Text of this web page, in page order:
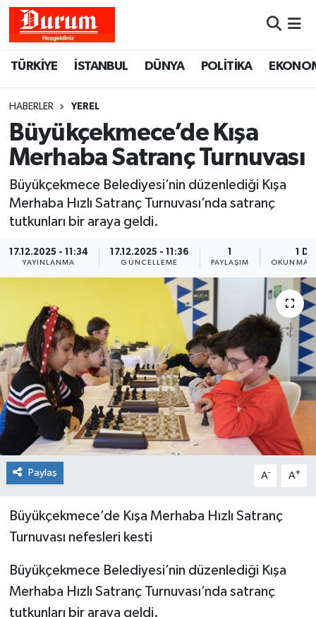
TÜRKİYE İSTANBUL DÜNYA POLİTİKA
HABERLER YEREL
Büyükçekmece’de Kışa
Merhaba Satranç Turnuvası
Büyükçekmece Belediyesi’nin düzenlediği Kışa
Merhaba Hızlı Satranç Turnuvası’nda satranç
tutkunları bir araya geldi.
17.12.2025 - 11:34
YAYINLANMA
17.12.2025 - 11:36
GÜNCELLEME
1
PAYLAŞIM
1 DK
OKUNMA
Paylaş A- A+
Büyükçekmece’de Kışa Merhaba Hızlı Satranç
Turnuvası nefesleri kesti
Büyükçekmece Belediyesi’nin düzenlediği Kışa
Merhaba Hızlı Satranç Turnuvası’nda satranç
tutkunları bir araya geldi.
Hava Durumu
Namaz Vakitleri
Trafik Durumu
Süper Lig Puan Durumu ve Fikstür
Son Dakika Haberleri
Haber Arşivi